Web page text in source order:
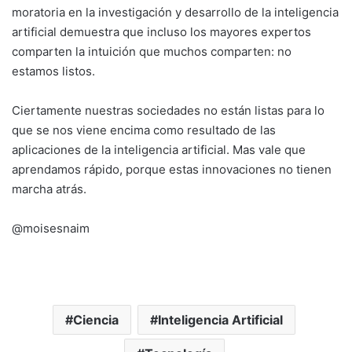
moratoria en la investigación y desarrollo de la inteligencia
artificial demuestra que incluso los mayores expertos
comparten la intuición que muchos comparten: no
estamos listos.
Ciertamente nuestras sociedades no están listas para lo
que se nos viene encima como resultado de las
aplicaciones de la inteligencia artificial. Mas vale que
aprendamos rápido, porque estas innovaciones no tienen
marcha atrás.
@moisesnaim
Ciencia Inteligencia Artificial